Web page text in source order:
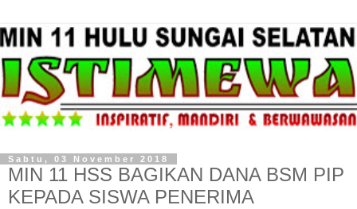
Sabtu, 03 November 2018
MIN 11 HSS BAGIKAN DANA BSM PIP
KEPADA SISWA PENERIMA